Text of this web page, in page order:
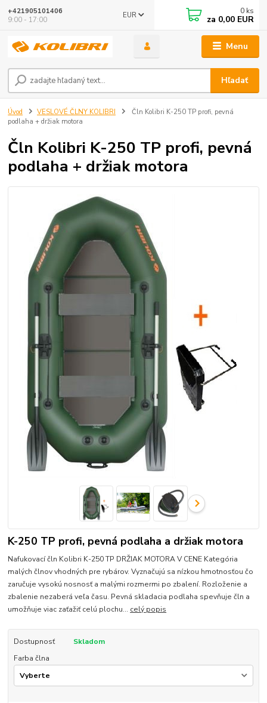
Menu
EUR
Hľadať
+421905101406
9:00 - 17:00
0 ks
za 0,00 EUR
Úvod VESLOVÉ ČLNY KOLIBRI
Čln Kolibri K-250 TP profi, pevná
podlaha + držiak motora
Čln Kolibri K-250 TP profi, pevná
podlaha + držiak motora
K-250 TP profi, pevná podlaha a držiak motora
Nafukovací čln Kolibri K-250 TP DRŽIAK MOTORA V CENE Kategória
malých člnov vhodných pre rybárov. Vyznačujú sa nízkou hmotnosťou čo
zaručuje vysokú nosnosť a malými rozmermi po zbalení. Rozloženie a
zbalenie nezaberá veľa času. Pevná skladacia podlaha spevňuje čln a
umožňuje viac zaťažiť celú plochu... celý popis
Dostupnosť
Skladom
Farba člna